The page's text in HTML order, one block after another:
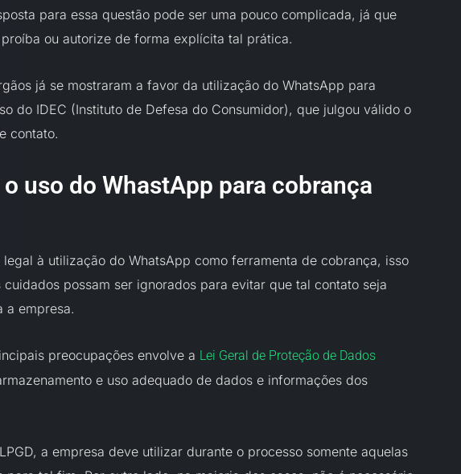
para essa questão pode ser uma pouco complicada, já que
ou autorize de forma explícita tal prática.
já se mostraram a favor da utilização do WhatsApp para
do IDEC (Instituto de Defesa do Consumidor), que julgou válido o
contato.
uso do WhastApp para cobrança
à utilização do WhatsApp como ferramenta de cobrança, isso
possam ser ignorados para evitar que tal contato seja
a empresa.
preocupações envolve a Lei Geral de Proteção de Dados
e uso adequado de dados e informações dos
a empresa deve utilizar durante o processo somente aquelas